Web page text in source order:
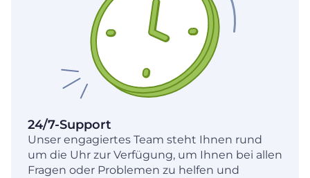
24/7-Support
Unser engagiertes Team steht Ihnen rund
um die Uhr zur Verfügung, um Ihnen bei allen
Fragen oder Problemen zu helfen und